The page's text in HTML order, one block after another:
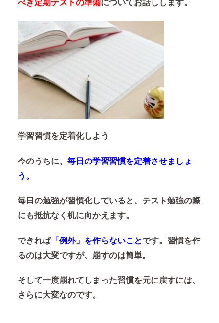
べき定期テストの準備についてお話しします。
学習習慣を定着化しよう
今のうちに、 毎日の学習習慣を定着させましょ
う。
毎日の勉強が習慣化していると、テスト勉強の際
にも抵抗なく机に向かえます。
できれば「例外」を作らないことです。習慣を作
るのは大変ですが、崩すのは簡単。
そして一度崩れてしまった習慣を元に戻すには、
さらに大変なのです。